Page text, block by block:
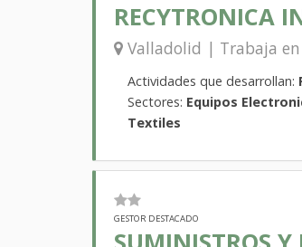
RECYTRONICA
Valladolid | Trabaja en
Actividades que desarrollan:
Sectores: Equipos
Textiles
GESTOR DESTACADO